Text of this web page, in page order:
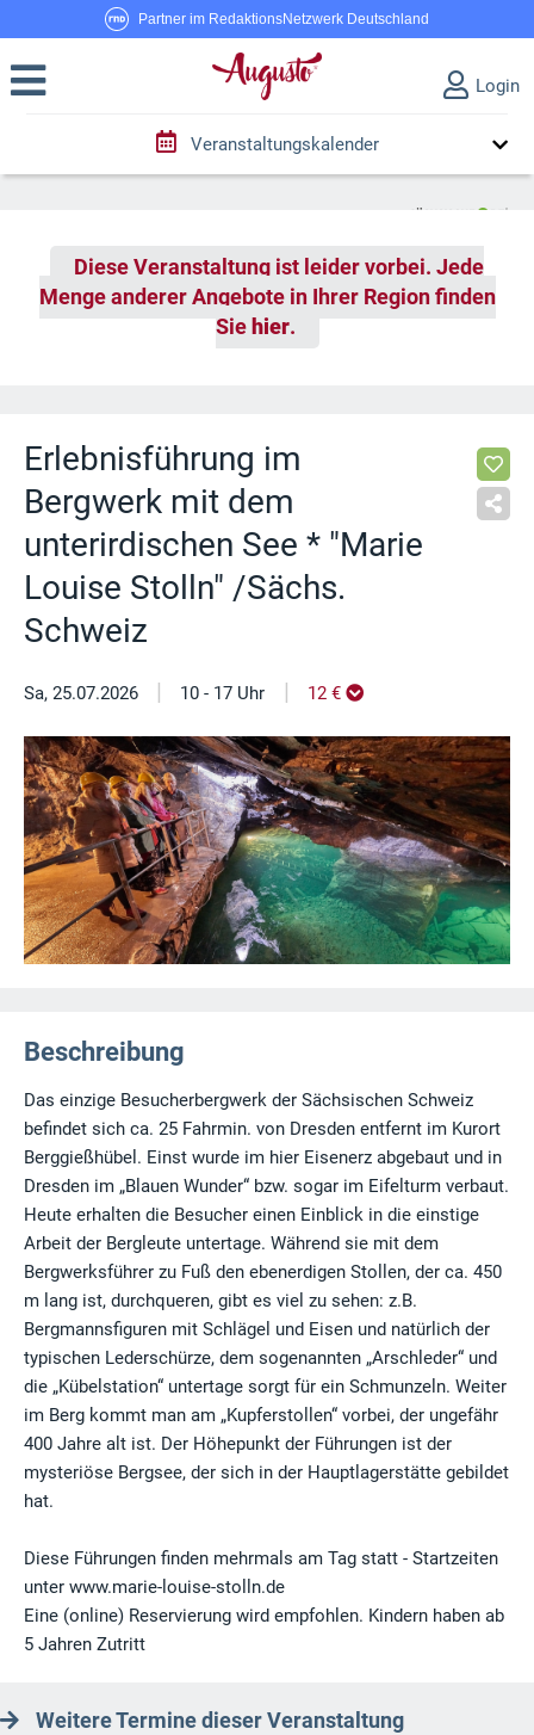
Partner im RedaktionsNetzwerk Deutschland
Login
Veranstaltungskalender
Diese Veranstaltung ist leider vorbei. Jede
Menge anderer Angebote in Ihrer Region finden
Sie hier.
Erlebnisführung im
Bergwerk mit dem
unterirdischen See * "Marie
Louise Stolln" /Sächs.
Schweiz
Sa, 25.07.2026 | 10 - 17 Uhr | 12 €
Beschreibung
Das einzige Besucherbergwerk der Sächsischen Schweiz
befindet sich ca. 25 Fahrmin. von Dresden entfernt im Kurort
Berggießhübel. Einst wurde im hier Eisenerz abgebaut und in
Dresden im „Blauen Wunder“ bzw. sogar im Eifelturm verbaut.
Heute erhalten die Besucher einen Einblick in die einstige
Arbeit der Bergleute untertage. Während sie mit dem
Bergwerksführer zu Fuß den ebenerdigen Stollen, der ca. 450
m lang ist, durchqueren, gibt es viel zu sehen: z.B.
Bergmannsfiguren mit Schlägel und Eisen und natürlich der
typischen Lederschürze, dem sogenannten „Arschleder“ und
die „Kübelstation“ untertage sorgt für ein Schmunzeln. Weiter
im Berg kommt man am „Kupferstollen“ vorbei, der ungefähr
400 Jahre alt ist. Der Höhepunkt der Führungen ist der
mysteriöse Bergsee, der sich in der Hauptlagerstätte gebildet
hat.
Diese Führungen finden mehrmals am Tag statt - Startzeiten
unter www.marie-louise-stolln.de
Eine (online) Reservierung wird empfohlen. Kindern haben ab
5 Jahren Zutritt
Weitere Termine dieser Veranstaltung